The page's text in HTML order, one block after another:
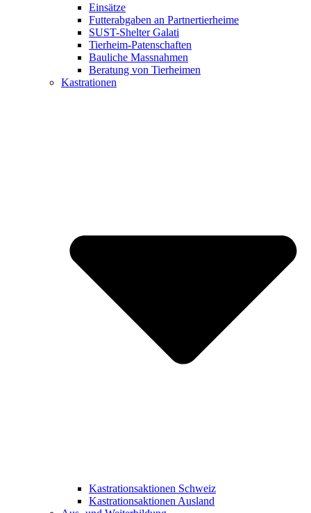
Einsätze
Futterabgaben an Partnertierheime
SUST-Shelter Galati
Tierheim-Patenschaften
Bauliche Massnahmen
Beratung von Tierheimen
Kastrationen
Kastrationsaktionen Schweiz
Kastrationsaktionen Ausland